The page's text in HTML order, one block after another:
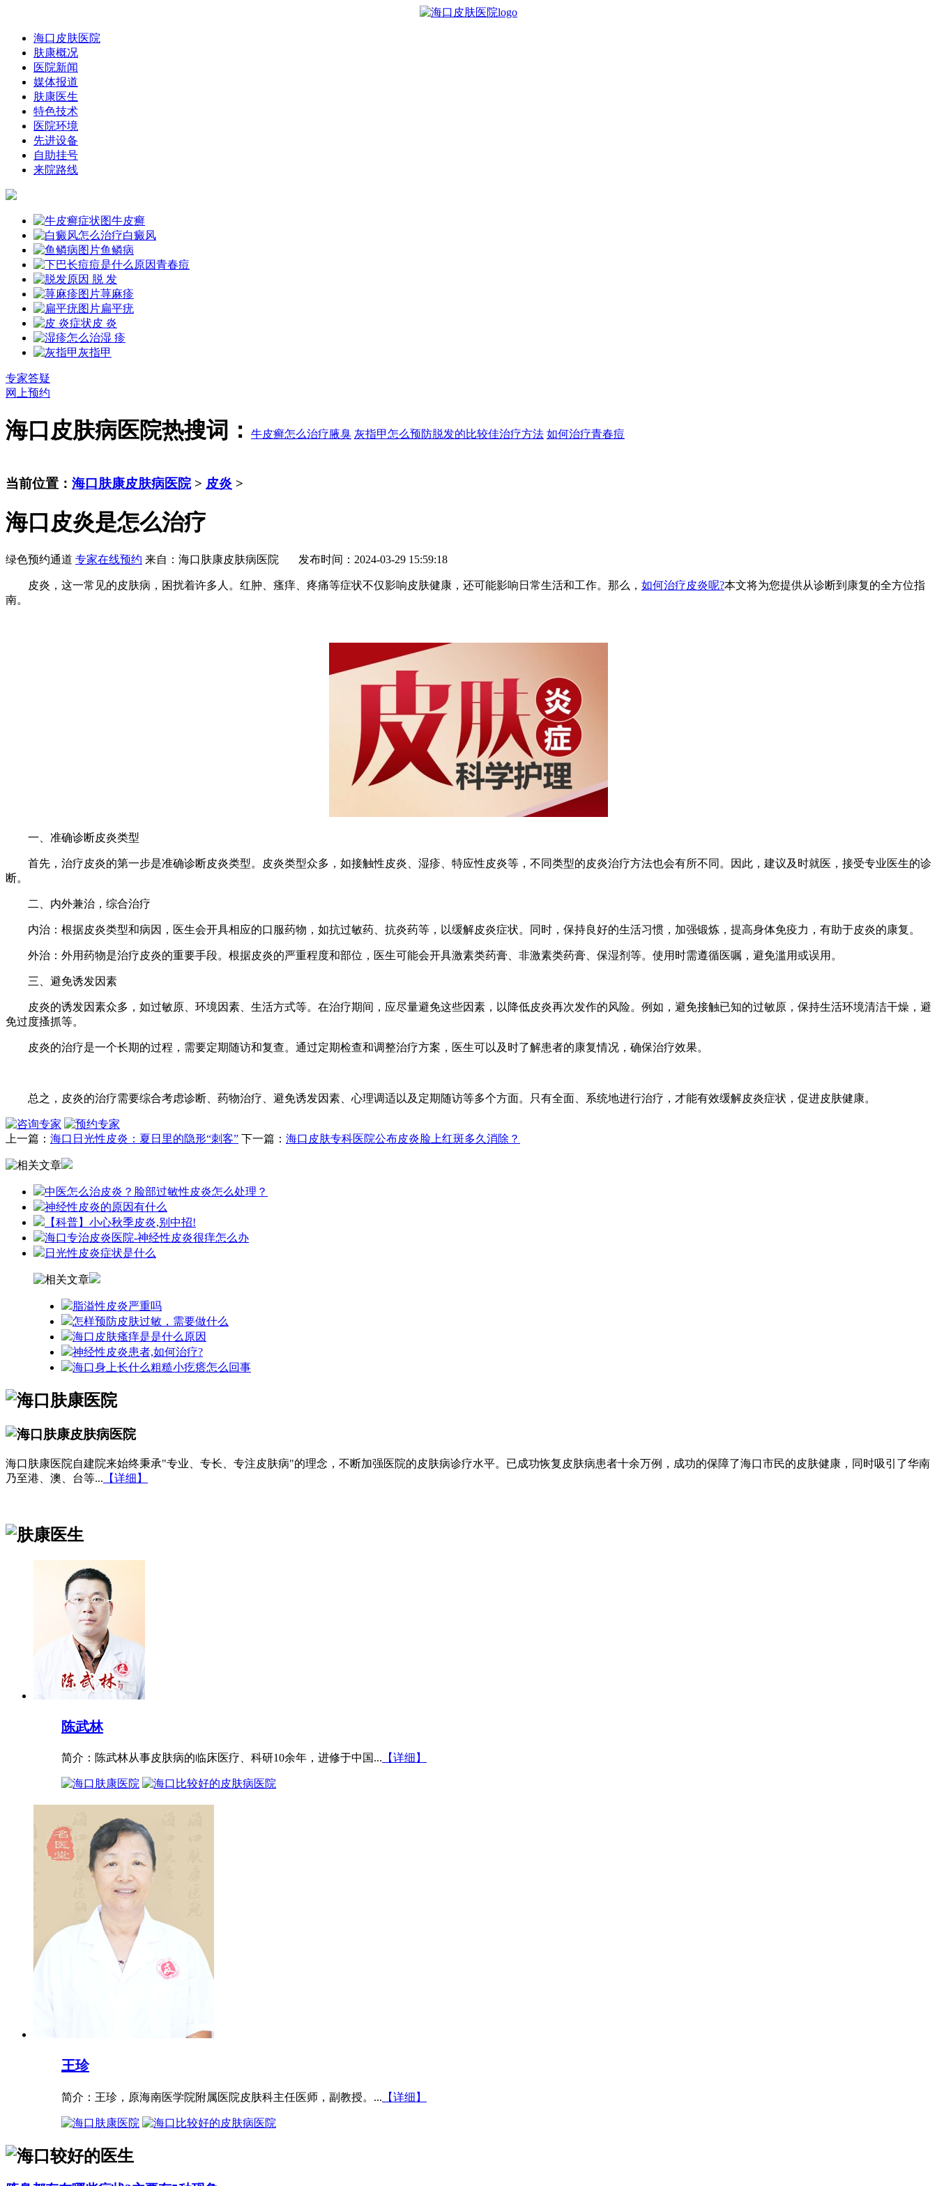
海口皮肤医院
肤康概况
医院新闻
媒体报道
肤康医生
特色技术
医院环境
先进设备
自助挂号
来院路线
牛皮癣
白癜风
鱼鳞病
青春痘
脱 发
荨麻疹
扁平疣
皮 炎
湿 疹
灰指甲
专家答疑
网上预约
海口皮肤病医院热搜词： 牛皮癣怎么治疗腋臭 灰指甲怎么预防脱发的比较佳治疗方法 如何治疗青春痘
当前位置： 海口肤康皮肤病医院> 皮炎 >
海口皮炎是怎么治疗
绿色预约通道 专家在线预约 来自：海口肤康皮肤病医院 发布时间：2024-03-29 15:59:18
皮炎，这一常见的皮肤病，困扰着许多人。红肿、瘙痒、疼痛等症状不仅影响皮肤健康，还可能影响日常生活和工作。那么， 如何治疗皮炎呢?本文将为您提供从诊断到康复的全方位指
南。
一、准确诊断皮炎类型
首先，治疗皮炎的第一步是准确诊断皮炎类型。皮炎类型众多，如接触性皮炎、湿疹、特应性皮炎等，不同类型的皮炎治疗方法也会有所不同。因此，建议及时就医，接受专业医生的诊
断。
二、内外兼治，综合治疗
内治：根据皮炎类型和病因，医生会开具相应的口服药物，如抗过敏药、抗炎药等，以缓解皮炎症状。同时，保持良好的生活习惯，加强锻炼，提高身体免疫力，有助于皮炎的康复。
外治：外用药物是治疗皮炎的重要手段。根据皮炎的严重程度和部位，医生可能会开具激素类药膏、非激素类药膏、保湿剂等。使用时需遵循医嘱，避免滥用或误用。
三、避免诱发因素
皮炎的诱发因素众多，如过敏原、环境因素、生活方式等。在治疗期间，应尽量避免这些因素，以降低皮炎再次发作的风险。例如，避免接触已知的过敏原，保持生活环境清洁干燥，避
免过度搔抓等。
皮炎的治疗是一个长期的过程，需要定期随访和复查。通过定期检查和调整治疗方案，医生可以及时了解患者的康复情况，确保治疗效果。
总之，皮炎的治疗需要综合考虑诊断、药物治疗、避免诱发因素、心理调适以及定期随访等多个方面。只有全面、系统地进行治疗，才能有效缓解皮炎症状，促进皮肤健康。
上一篇： 海口日光性皮炎：夏日里的隐形“刺客” 下一篇： 海口皮肤专科医院公布皮炎脸上红斑多久消除？
中医怎么治皮炎？脸部过敏性皮炎怎么处理？
神经性皮炎的原因有什么
【科普】小心秋季皮炎,别中招!
海口专治皮炎医院-神经性皮炎很痒怎么办
日光性皮炎症状是什么
脂溢性皮炎严重吗
怎样预防皮肤过敏，需要做什么
海口皮肤瘙痒是是什么原因
神经性皮炎患者,如何治疗?
海口身上长什么粗糙小疙瘩怎么回事
海口肤康医院自建院来始终秉承"专业、专长、专注皮肤病"的理念，不断加强医院的皮肤病诊疗水平。已成功恢复皮肤病患者十余万例，成功的保障了海口市民的皮肤健康，同时吸引了华南
乃至港、澳、台等... 【详细】
陈武林
简介：陈武林从事皮肤病的临床医疗、科研10余年，进修于中国... 【详细】
王珍
简介：王珍，原海南医学院附属医院皮肤科主任医师，副教授。... 【详细】